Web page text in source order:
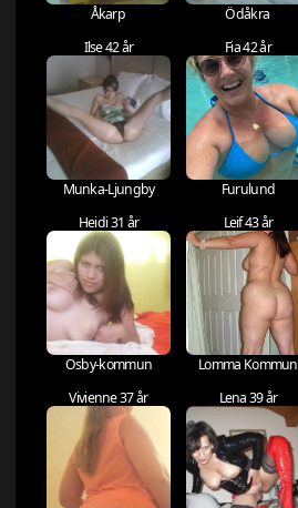
Åkarp Ödåkra
Ilse 42 år
Munka-Ljungby
Fia 42 år
Furulund
Heidi 31 år
Osby-kommun
Leif 43 år
Lomma Kommun
Vivienne 37 år
Lena 39 år